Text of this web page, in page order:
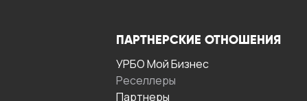
ПАРТНЕРСКИЕ ОТНОШЕНИЯ
УРБО Мой Бизнес
Реселлеры
Партнеры